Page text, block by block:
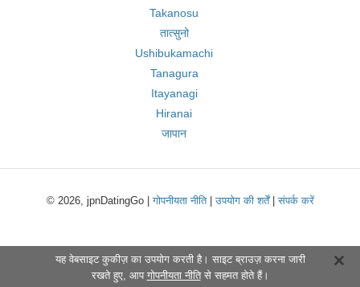
Takanosu
तात्सुनो
Ushibukamachi
Tanagura
Itayanagi
Hiranai
जापान
© 2026, jpnDatingGo |गोपनीयता नीति|उपयोग की शर्तें|संपर्क करें
यह वेबसाइट कुकीज़ का उपयोग करती है। साइट ब्राउज़ करना जारी
रखते हुए, आप गोपनीयता नीतिसे सहमत होते हैं।